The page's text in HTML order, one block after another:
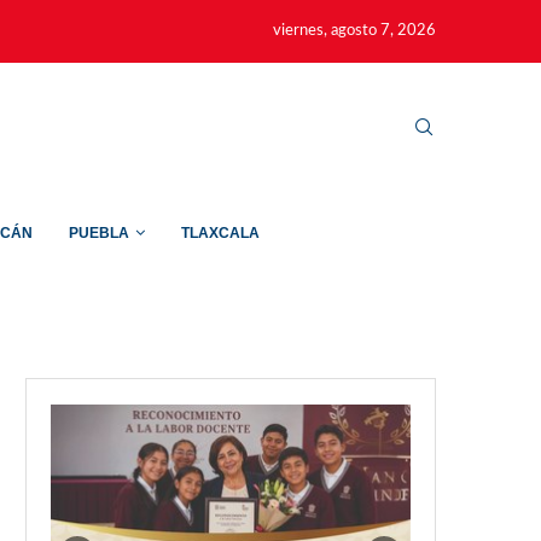
viernes, agosto 7, 2026
PUEBLA TLAXCALA